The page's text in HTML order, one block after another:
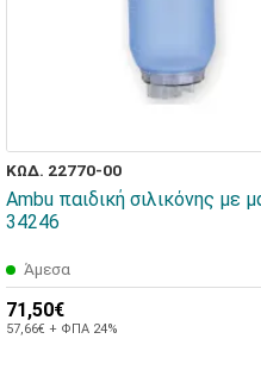
ΚΩΔ. 22770-00
Ambu παιδική σιλικόνης με
34246
Άμεσα
71,50€
57,66€ + ΦΠΑ 24%